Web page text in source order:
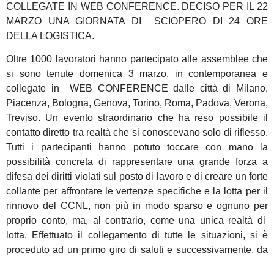
COLLEGATE IN WEB CONFERENCE. DECISO PER IL 22
MARZO UNA GIORNATA DI SCIOPERO DI 24 ORE
DELLA LOGISTICA.
Oltre 1000 lavoratori hanno partecipato alle assemblee che
si sono tenute domenica 3 marzo, in contemporanea e
collegate in WEB CONFERENCE dalle città di Milano,
Piacenza, Bologna, Genova, Torino, Roma, Padova, Verona,
Treviso. Un evento straordinario che ha reso possibile il
contatto diretto tra realtà che si conoscevano solo di riflesso.
Tutti i partecipanti hanno potuto toccare con mano la
possibilità concreta di rappresentare una grande forza a
difesa dei diritti violati sul posto di lavoro e di creare un forte
collante per affrontare le vertenze specifiche e la lotta per il
rinnovo del CCNL, non più in modo sparso e ognuno per
proprio conto, ma, al contrario, come una unica realtà di
lotta. Effettuato il collegamento di tutte le situazioni, si è
proceduto ad un primo giro di saluti e successivamente, da